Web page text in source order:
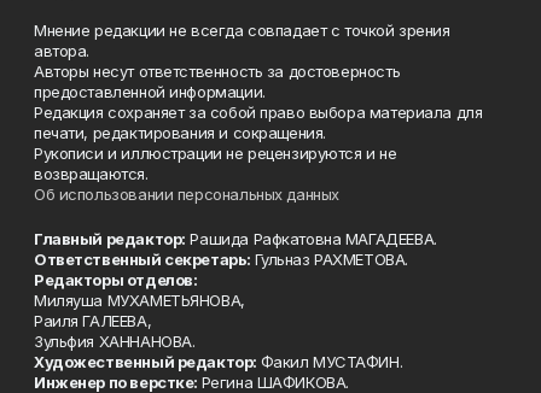
Мнение редакции не всегда совпадает с точкой зрения
автора.
Авторы несут ответственность за достоверность
предоставленной информации.
Редакция сохраняет за собой право выбора материала для
печати, редактирования и сокращения.
Рукописи и иллюстрации не рецензируются и не
возвращаются.
Об использовании персональных данных
Главный редактор: Рашида Рафкатовна МАГАДЕЕВА.
Ответственный секретарь: Гульназ РАХМЕТОВА.
Редакторы отделов:
Миляуша МУХАМЕТЬЯНОВА,
Раиля ГАЛЕЕВА,
Зульфия ХАННАНОВА.
Художественный редактор: Факил МУСТАФИН.
Инженер по верстке: Регина ШАФИКОВА.